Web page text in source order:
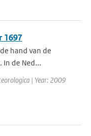
1697
hand van de
de Ned...
| Year: 2009